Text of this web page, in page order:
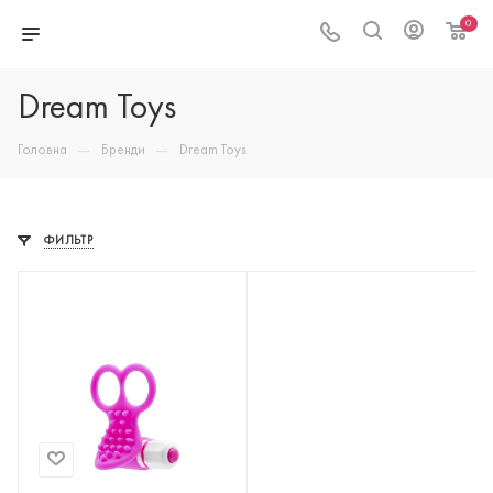
0
Dream Toys
Головна — Бренди — Dream Toys
ФИЛЬТР